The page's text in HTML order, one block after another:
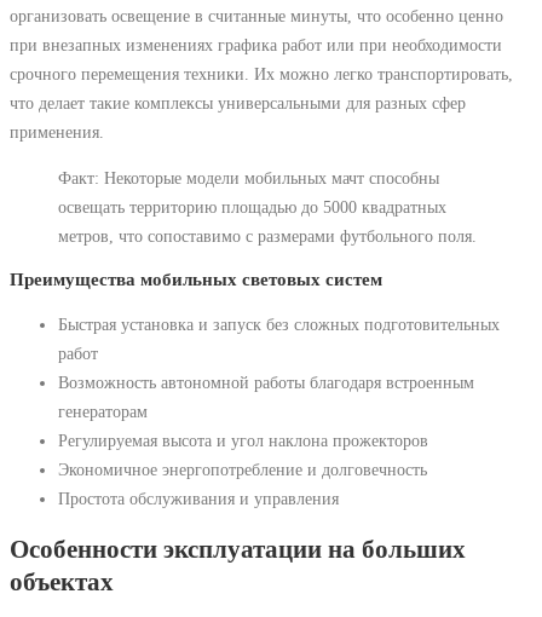
организовать освещение в считанные минуты, что особенно ценно
при внезапных изменениях графика работ или при необходимости
срочного перемещения техники. Их можно легко транспортировать,
что делает такие комплексы универсальными для разных сфер
применения.
Факт: Некоторые модели мобильных мачт способны
освещать территорию площадью до 5000 квадратных
метров, что сопоставимо с размерами футбольного поля.
Преимущества мобильных световых систем
Быстрая установка и запуск без сложных подготовительных
работ
Возможность автономной работы благодаря встроенным
генераторам
Регулируемая высота и угол наклона прожекторов
Экономичное энергопотребление и долговечность
Простота обслуживания и управления
Особенности эксплуатации на больших
объектах